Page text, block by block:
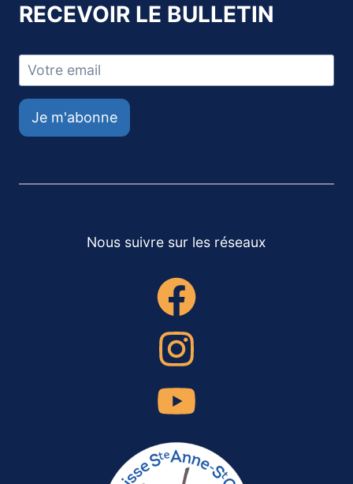
RECEVOIR LE BULLETIN
Je m'abonne
Nous suivre sur les réseaux